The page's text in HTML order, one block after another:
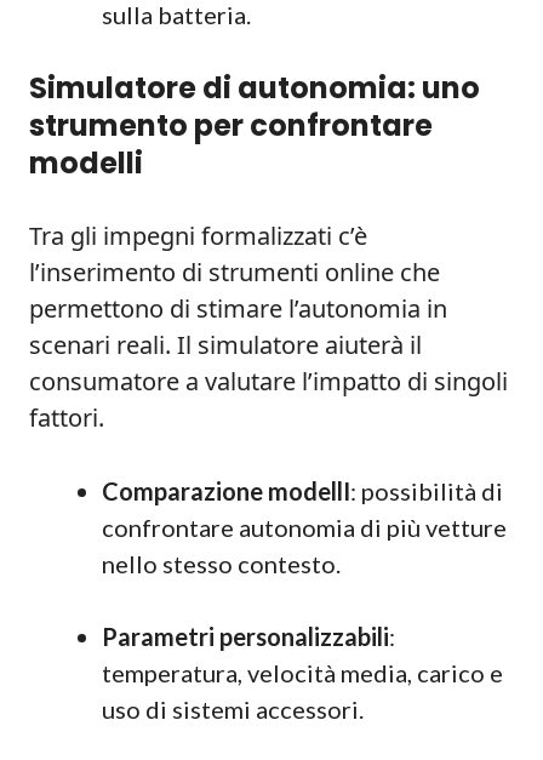
sulla batteria.
Simulatore di autonomia: uno
strumento per confrontare
modelli
Tra gli impegni formalizzati c’è
l’inserimento di strumenti online che
permettono di stimare l’autonomia in
scenari reali. Il simulatore aiuterà il
consumatore a valutare l’impatto di singoli
fattori.
Comparazione modellI: possibilità di
confrontare autonomia di più vetture
nello stesso contesto.
Parametri personalizzabili:
temperatura, velocità media, carico e
uso di sistemi accessori.